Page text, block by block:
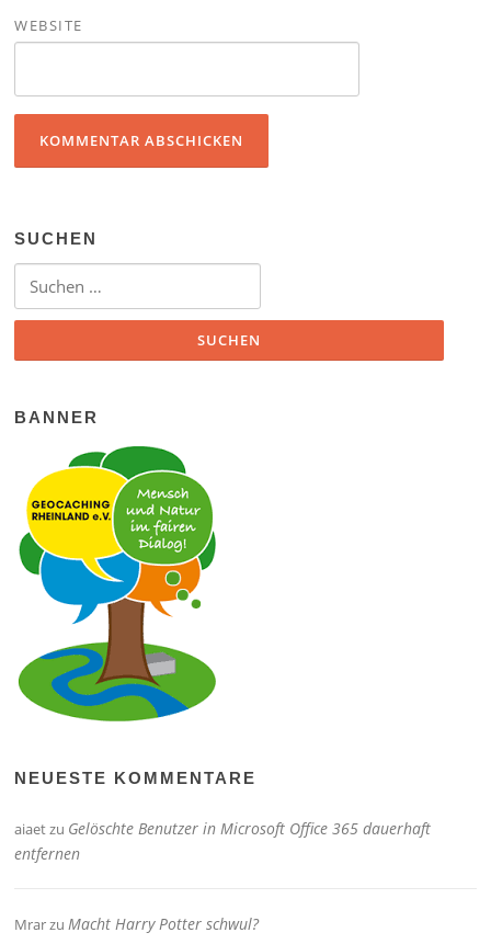
WEBSITE
SUCHEN
Suchen nach:
BANNER
NEUESTE KOMMENTARE
aiaetzu Gelöschte Benutzer in Microsoft Office 365 dauerhaft
entfernen
MrarzuMacht Harry Potter schwul?